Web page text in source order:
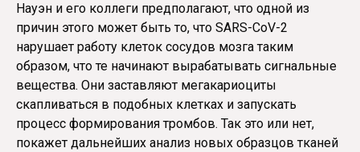
Науэн и его коллеги предполагают, что одной из
причин этого может быть то, что SARS-CoV-2
нарушает работу клеток сосудов мозга таким
образом, что те начинают вырабатывать сигнальные
вещества. Они заставляют мегакариоциты
скапливаться в подобных клетках и запускать
процесс формирования тромбов. Так это или нет,
покажет дальнейших анализ новых образцов тканей